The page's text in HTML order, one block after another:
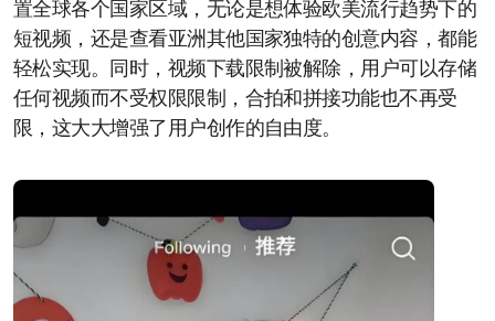
置全球各个国家区域，无论是想体验欧美流行趋势下的
短视频，还是查看亚洲其他国家独特的创意内容，都能
轻松实现。同时，视频下载限制被解除，用户可以存储
任何视频而不受权限限制，合拍和拼接功能也不再受
限，这大大增强了用户创作的自由度。